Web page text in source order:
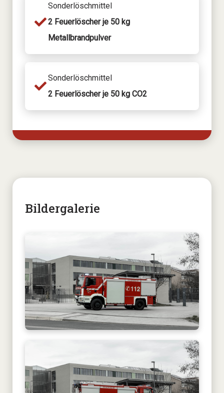
Sonderlöschmittel
2 Feuerlöscher je 50 kg
Metallbrandpulver
Sonderlöschmittel
2 Feuerlöscher je 50 kg CO2
Bildergalerie